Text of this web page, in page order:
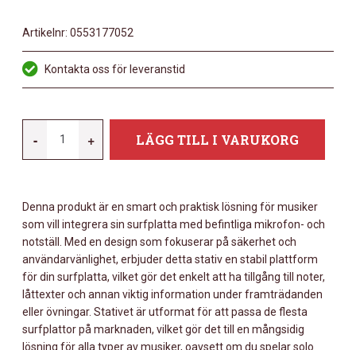
Artikelnr: 0553177052
Kontakta oss för leveranstid
-
PAD
STATIV
MÄNGD
+ LÄGG TILL I VARUKORG
Denna produkt är en smart och praktisk lösning för musiker
som vill integrera sin surfplatta med befintliga mikrofon- och
notställ. Med en design som fokuserar på säkerhet och
användarvänlighet, erbjuder detta stativ en stabil plattform
för din surfplatta, vilket gör det enkelt att ha tillgång till noter,
låttexter och annan viktig information under framträdanden
eller övningar. Stativet är utformat för att passa de flesta
surfplattor på marknaden, vilket gör det till en mångsidig
lösning för alla typer av musiker, oavsett om du spelar solo